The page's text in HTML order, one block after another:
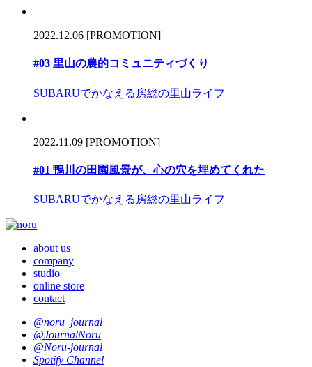
2022.12.06 [PROMOTION]
#03 里山の農的コミュニティづくり
SUBARUでかなえる房総の里山ライフ
2022.11.09 [PROMOTION]
#01 鴨川の田園風景が、心の穴を埋めてくれた
SUBARUでかなえる房総の里山ライフ
about us
company
studio
online store
contact
@noru_journal
@JournalNoru
@Noru-journal
Spotify Channel